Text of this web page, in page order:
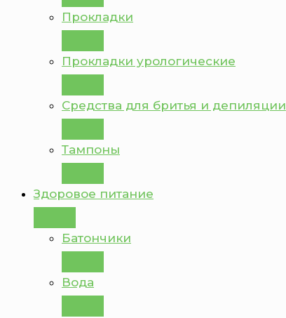
Прокладки
Прокладки урологические
Средства для бритья и депиляции
Тампоны
Здоровое питание
Батончики
Вода